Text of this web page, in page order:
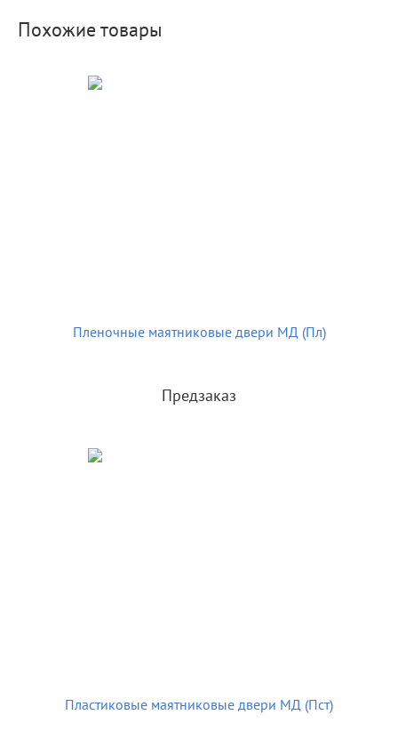
Похожие товары
Пленочные маятниковые двери МД (Пл)
Предзаказ
Пластиковые маятниковые двери МД (Пст)